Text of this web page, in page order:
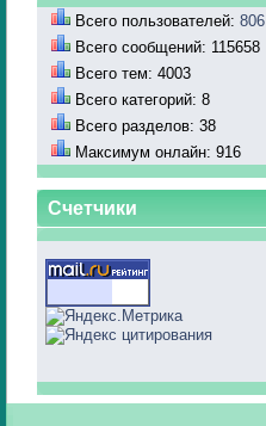
Всего пользователей: 806
Всего сообщений: 115658
Всего тем: 4003
Всего категорий: 8
Всего разделов: 38
Максимум онлайн: 916
Счетчики